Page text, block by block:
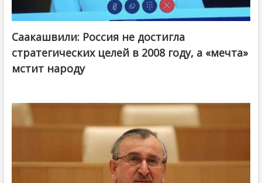
Саакашвили: Россия не достигла
стратегических целей в 2008 году, а «мечта»
мстит народу